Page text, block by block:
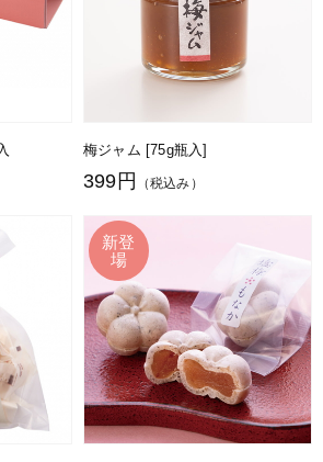
梅ジャム [75g瓶入]
399円 （税込み）